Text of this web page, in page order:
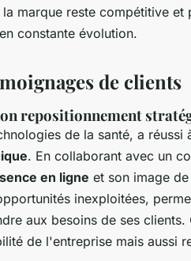
marque reste compétitive et
constante évolution.
de clients
repositionnement
de la santé, a réussi
. En collaborant avec un
en ligne et son image
inexploitées,
aux besoins de ses
de l'entreprise mais aussi